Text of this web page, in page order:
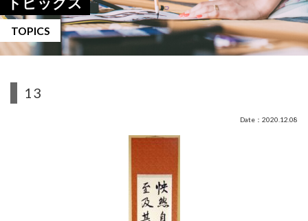
TOPICS
13
Date：2020.12.08